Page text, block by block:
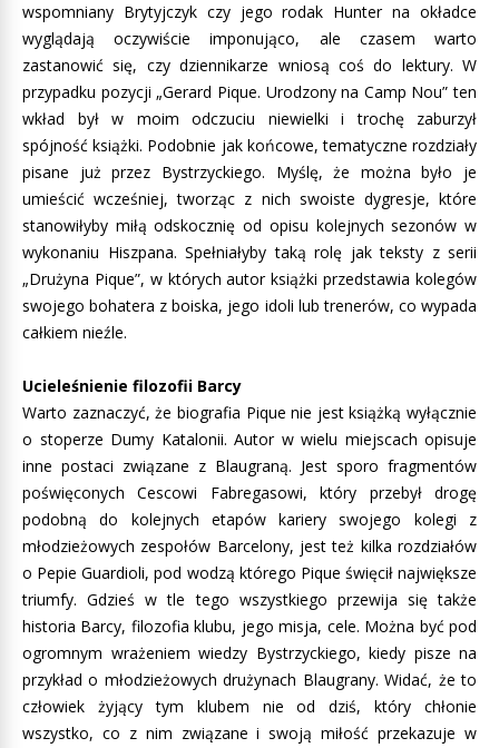
wspomniany Brytyjczyk czy jego rodak Hunter na okładce
wyglądają oczywiście imponująco, ale czasem warto
zastanowić się, czy dziennikarze wniosą coś do lektury. W
przypadku pozycji „Gerard Pique. Urodzony na Camp Nou” ten
wkład był w moim odczuciu niewielki i trochę zaburzył
spójność książki. Podobnie jak końcowe, tematyczne rozdziały
pisane już przez Bystrzyckiego. Myślę, że można było je
umieścić wcześniej, tworząc z nich swoiste dygresje, które
stanowiłyby miłą odskocznię od opisu kolejnych sezonów w
wykonaniu Hiszpana. Spełniałyby taką rolę jak teksty z serii
„Drużyna Pique”, w których autor książki przedstawia kolegów
swojego bohatera z boiska, jego idoli lub trenerów, co wypada
całkiem nieźle.
Ucieleśnienie filozofii Barcy
Warto zaznaczyć, że biografia Pique nie jest książką wyłącznie
o stoperze Dumy Katalonii. Autor w wielu miejscach opisuje
inne postaci związane z Blaugraną. Jest sporo fragmentów
poświęconych Cescowi Fabregasowi, który przebył drogę
podobną do kolejnych etapów kariery swojego kolegi z
młodzieżowych zespołów Barcelony, jest też kilka rozdziałów
o Pepie Guardioli, pod wodzą którego Pique święcił największe
triumfy. Gdzieś w tle tego wszystkiego przewija się także
historia Barcy, filozofia klubu, jego misja, cele. Można być pod
ogromnym wrażeniem wiedzy Bystrzyckiego, kiedy pisze na
przykład o młodzieżowych drużynach Blaugrany. Widać, że to
człowiek żyjący tym klubem nie od dziś, który chłonie
wszystko, co z nim związane i swoją miłość przekazuje w